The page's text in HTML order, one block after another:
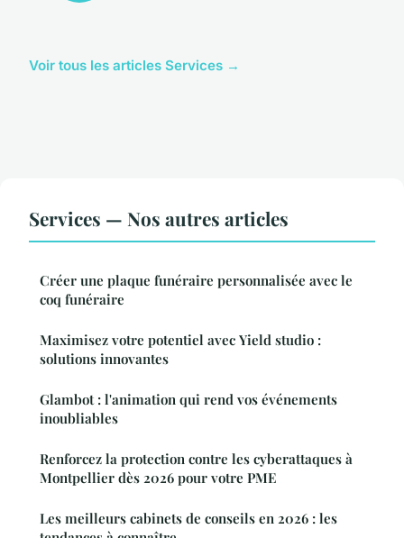
Voir tous les articles Services →
Services — Nos autres articles
Créer une plaque funéraire personnalisée avec le
coq funéraire
Maximisez votre potentiel avec Yield studio :
solutions innovantes
Glambot : l'animation qui rend vos événements
inoubliables
Renforcez la protection contre les cyberattaques à
Montpellier dès 2026 pour votre PME
Les meilleurs cabinets de conseils en 2026 : les